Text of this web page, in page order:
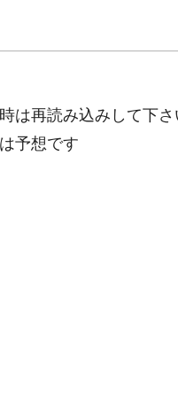
は再読み込みして下さ
予想です